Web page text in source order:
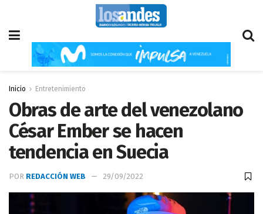
Inicio Entretenimiento
‌Obras de arte del venezolano
César Ember se hacen
tendencia en Suecia
POR REDACCIÓN WEB 29/09/2022